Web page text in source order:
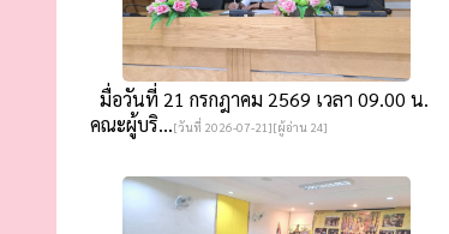
มื่อวันที่ 21 กรกฎาคม 2569 เวลา 09.00 น.
คณะผู้บริ...[วันที่ 2026-07-21][ผู้อ่าน 24]